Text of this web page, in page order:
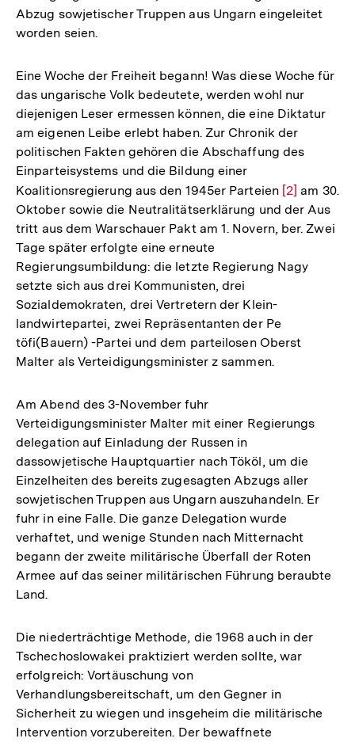
Abzug sowjetischer Truppen aus Ungarn eingeleitet
worden seien.
Eine Woche der Freiheit begann! Was diese Woche für
das ungarische Volk bedeutete, werden wohl nur
diejenigen Leser ermessen können, die eine Diktatur
am eigenen Leibe erlebt haben. Zur Chronik der
politischen Fakten gehören die Abschaffung des
Einparteisystems und die Bildung einer
Koalitionsregierung aus den 1945er Parteien Zur
Auflösung
der
[2] am 30.
Oktober sowie die Neutralitätserklärung und der Aus
tritt aus dem Warschauer Pakt am 1. Novern, ber. Zwei
Tage später erfolgte eine erneute
Regierungsumbildung: die letzte Regierung Nagy
setzte sich aus drei Kommunisten, drei
Sozialdemokraten, drei Vertretern der Klein-
landwirtepartei, zwei Repräsentanten der Pe
töfi(Bauern) -Partei und dem parteilosen Oberst
Malter als Verteidigungsminister z sammen.
Am Abend des 3-November fuhr
Verteidigungsminister Malter mit einer Regierungs
delegation auf Einladung der Russen in
dassowjetische Hauptquartier nach Tököl, um die
Einzelheiten des bereits zugesagten Abzugs aller
sowjetischen Truppen aus Ungarn auszuhandeln. Er
fuhr in eine Falle. Die ganze Delegation wurde
verhaftet, und wenige Stunden nach Mitternacht
begann der zweite militärische Überfall der Roten
Armee auf das seiner militärischen Führung beraubte
Land.
Die niederträchtige Methode, die 1968 auch in der
Tschechoslowakei praktiziert werden sollte, war
erfolgreich: Vortäuschung von
Verhandlungsbereitschaft, um den Gegner in
Sicherheit zu wiegen und insgeheim die militärische
Intervention vorzubereiten. Der bewaffnete